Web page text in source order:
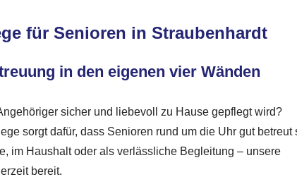
für Senioren in Straubenhardt
in den eigenen vier Wänden
sicher und liebevoll zu Hause gepflegt wird?
sorgt dafür, dass Senioren rund um die Uhr gut betreut
im Haushalt oder als verlässliche Begleitung – unsere
bereit.